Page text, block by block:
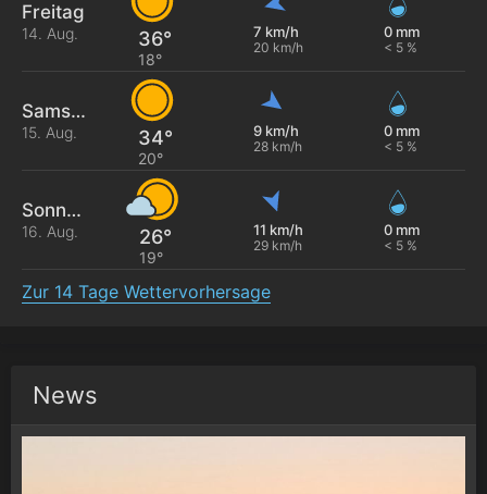
Freitag
14. Aug. 36°
18°
7 km/h
20 km/h
0 mm
< 5 %
Samstag
15. Aug. 34°
20°
9 km/h
28 km/h
0 mm
< 5 %
Sonntag
16. Aug. 26°
19°
11 km/h
29 km/h
0 mm
< 5 %
Zur 14 Tage Wettervorhersage
News